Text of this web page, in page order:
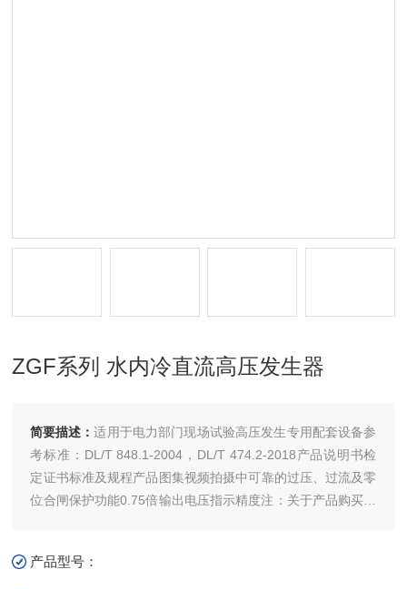
ZGF系列 水内冷直流高压发生器
简要描述：适用于电力部门现场试验高压发生专用配套设备参
考标准：DL/T 848.1-2004，DL/T 474.2-2018产品说明书检
定证书标准及规程产品图集视频拍摄中可靠的过压、过流及零
位合闸保护功能0.75倍输出电压指示精度注：关于产品购买、
产品型号：